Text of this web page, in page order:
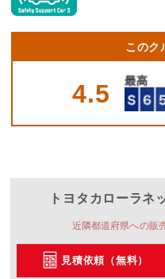
このク
4.5
トヨタカローラネ
近隣都道府県への販
見積依頼（無料）